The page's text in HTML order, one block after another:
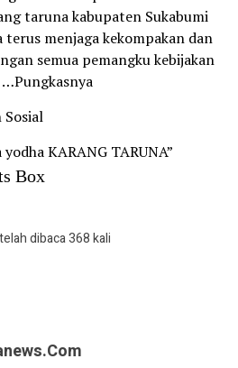
taruna kabupaten Sukabumi
terus menjaga kekompakan dan
semua pemangku kebijakan
Sosial
KARANG TARUNA”
Box
dibaca 368 kali